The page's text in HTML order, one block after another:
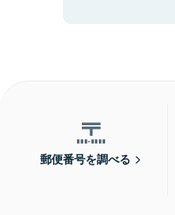
郵便番号を調べる